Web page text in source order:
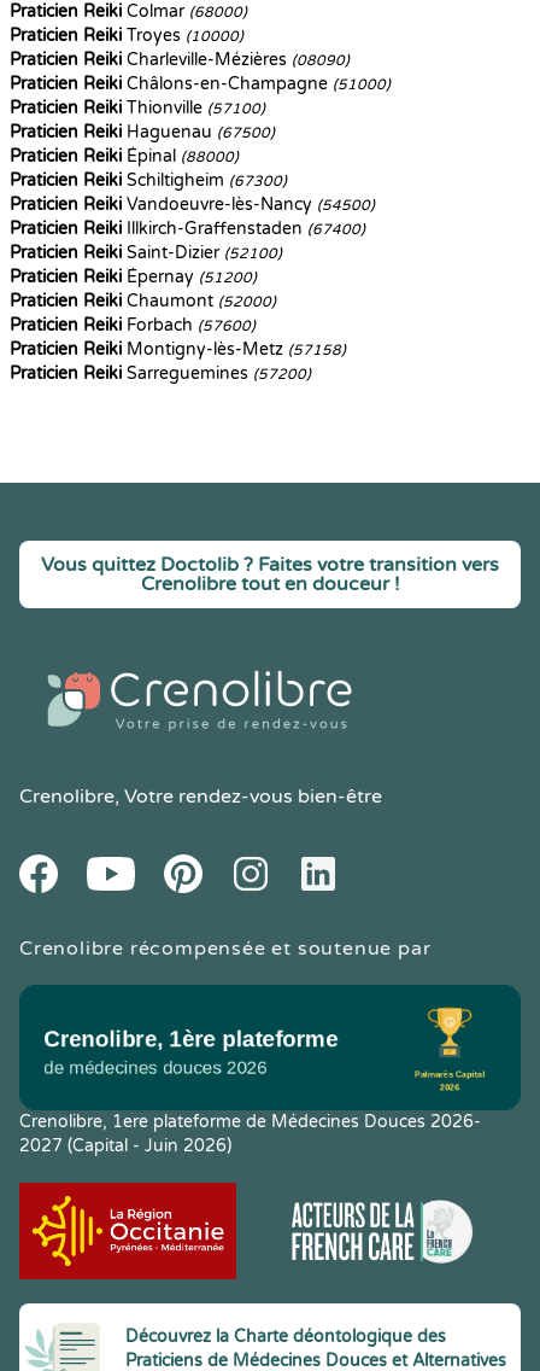
Praticien Reiki Colmar (68000)
Praticien Reiki Troyes (10000)
Praticien Reiki Charleville-Mézières (08090)
Praticien Reiki Châlons-en-Champagne (51000)
Praticien Reiki Thionville (57100)
Praticien Reiki Haguenau (67500)
Praticien Reiki Épinal (88000)
Praticien Reiki Schiltigheim (67300)
Praticien Reiki Vandoeuvre-lès-Nancy (54500)
Praticien Reiki Illkirch-Graffenstaden (67400)
Praticien Reiki Saint-Dizier (52100)
Praticien Reiki Épernay (51200)
Praticien Reiki Chaumont (52000)
Praticien Reiki Forbach (57600)
Praticien Reiki Montigny-lès-Metz (57158)
Praticien Reiki Sarreguemines (57200)
Vous quittez Doctolib ? Faites votre transition vers
Crenolibre tout en douceur !
Crenolibre, Votre rendez-vous bien-être
FacebookYoutube PinteresetInstagramLinkedIn
Crenolibre récompensée et soutenue par
Crenolibre, 1ere plateforme de Médecines Douces 2026-
2027 (Capital - Juin 2026)
Découvrez la Charte déontologique des
Praticiens de Médecines Douces et Alternatives